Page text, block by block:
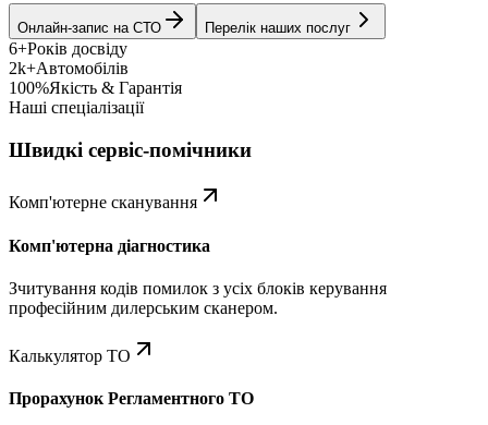
Онлайн-запис на СТО Перелік наших послуг
6+Років досвіду
2k+Автомобілів
100%Якість & Гарантія
Наші спеціалізації
Швидкі сервіс-помічники
Комп'ютерне сканування
Комп'ютерна діагностика
Зчитування кодів помилок з усіх блоків керування
професійним дилерським сканером.
Калькулятор ТО
Прорахунок Регламентного ТО